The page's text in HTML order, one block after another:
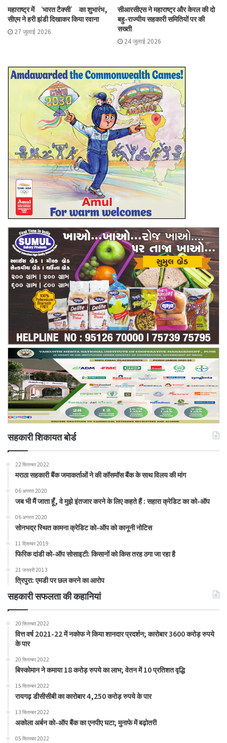
महाराष्ट्र में ‘भारत टैक्सी’ का शुभारंभ,
सीएम ने हरी झंडी दिखाकर किया रवाना
27 जुलाई 2026
सीआरसीएस ने महाराष्ट्र और केरल की दो
बहु-राज्यीय सहकारी समितियों पर की
सख्ती
24 जुलाई 2026
सहकारी शिकायत बोर्ड
22 सितम्बर 2022
मराठा सहकारी बैंक जमाकर्ताओं ने की कॉसमॉस बैंक के साथ विलय की मांग
06 अगस्त 2020
जब भी मैं जाता हूँ, वे मुझे इंतजार करने के लिए कहते हैं : सहारा क्रेडिट का को-ऑप
06 अगस्त 2020
सोनभद्र स्थित कामना क्रेडिट को-ऑप को कानूनी नोटिस
11 दिसम्बर 2019
फिरिक दांडी को-ऑप सोसाइटी: किसानों को किस तरह ठगा जा रहा है
21 जनवरी 2013
त्रिपुरा: एमडी पर छल करने का आरोप
सहकारी सफलता की कहानियां
20 सितम्बर 2022
वित्त वर्ष 2021-22 में नकोफ ने किया शानदार प्रदर्शन; कारोबार 3600 करोड़ रुपये
के पार
20 सितम्बर 2022
बिस्कोमान ने कमाया 18 करोड़ रुपये का लाभ; वेतन में 10 प्रतिशत वृद्धि
15 सितम्बर 2022
रायगढ़ डीसीसीबी का कारोबार 4,250 करोड़ रुपये के पार
13 सितम्बर 2022
अकोला अर्बन को-ऑप बैंक का एनपीए घटा; मुनाफे में बढ़ोतरी
05 सितम्बर 2022